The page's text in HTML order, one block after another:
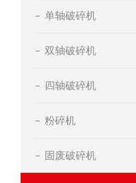
单轴破碎机
双轴破碎机
四轴破碎机
粉碎机
固废破碎机